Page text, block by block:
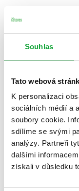
Souhlas
Tato webová
K personalizaci
sociálních médií a
soubory cookie.
sdílíme se svými
analýzy. Partneři
dalšími
získali v důsledku